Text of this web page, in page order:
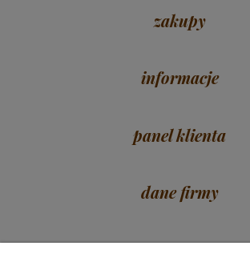
zakupy
informacje
panel klienta
dane firmy